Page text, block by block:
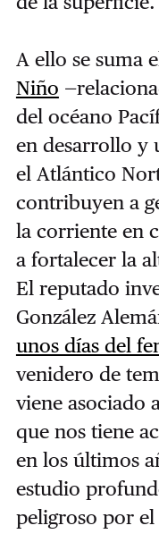
A ello se suma
Niño —
del océano
en desarrollo y
el Atlántico
contribuyen a
la corriente en
a fortalecer la
El reputado
González
unos días del
venidero de
viene asociado
que nos tiene
en los últimos
estudio
peligroso por